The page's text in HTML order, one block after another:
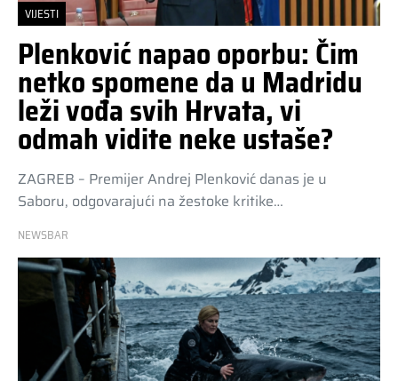
VIJESTI
Plenković napao oporbu: Čim
netko spomene da u Madridu
leži vođa svih Hrvata, vi
odmah vidite neke ustaše?
ZAGREB – Premijer Andrej Plenković danas je u
Saboru, odgovarajući na žestoke kritike…
NEWSBAR